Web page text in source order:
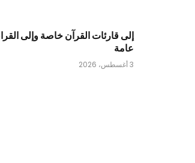
إلى قارئات القرآن خاصة وإلى
عامة
3 أغسطس، 2026